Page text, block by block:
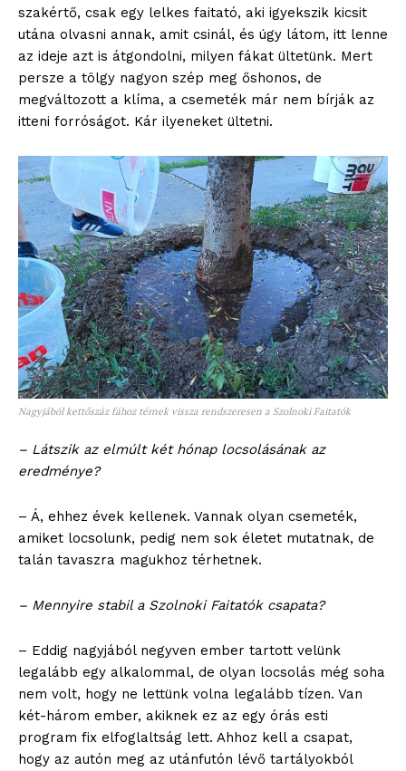
szakértő, csak egy lelkes faitató, aki igyekszik kicsit
utána olvasni annak, amit csinál, és úgy látom, itt lenne
az ideje azt is átgondolni, milyen fákat ültetünk. Mert
persze a tölgy nagyon szép meg őshonos, de
megváltozott a klíma, a csemeték már nem bírják az
itteni forróságot. Kár ilyeneket ültetni.
Nagyjából kettőszáz fához térnek vissza rendszeresen a Szolnoki Faitatók
– Látszik az elmúlt két hónap locsolásának az
eredménye?
– Á, ehhez évek kellenek. Vannak olyan csemeték,
amiket locsolunk, pedig nem sok életet mutatnak, de
talán tavaszra magukhoz térhetnek.
– Mennyire stabil a Szolnoki Faitatók csapata?
– Eddig nagyjából negyven ember tartott velünk
legalább egy alkalommal, de olyan locsolás még soha
nem volt, hogy ne lettünk volna legalább tízen. Van
két-három ember, akiknek ez az egy órás esti
program fix elfoglaltság lett. Ahhoz kell a csapat,
hogy az autón meg az utánfutón lévő tartályokból